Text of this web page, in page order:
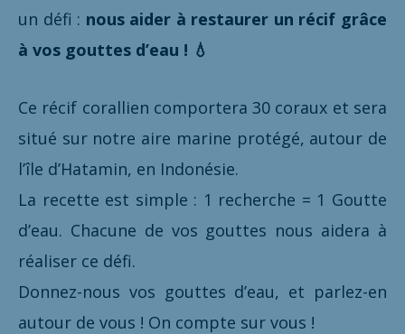
un défi : nous aider à restaurer un récif grâce
à vos gouttes d’eau ! 💧
Ce récif corallien comportera 30 coraux et sera
situé sur notre aire marine protégé, autour de
l’île d’Hatamin, en Indonésie.
La recette est simple : 1 recherche = 1 Goutte
d’eau. Chacune de vos gouttes nous aidera à
réaliser ce défi.
Donnez-nous vos gouttes d’eau, et parlez-en
autour de vous ! On compte sur vous !